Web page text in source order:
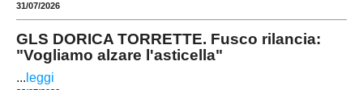
31/07/2026
GLS DORICA TORRETTE. Fusco rilancia:
"Vogliamo alzare l'asticella"
... leggi